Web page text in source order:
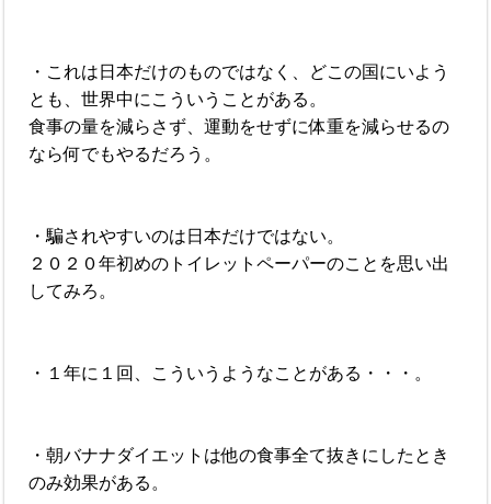
・これは日本だけのものではなく、どこの国にいよう
とも、世界中にこういうことがある。
食事の量を減らさず、運動をせずに体重を減らせるの
なら何でもやるだろう。
・騙されやすいのは日本だけではない。
２０２０年初めのトイレットペーパーのことを思い出
してみろ。
・１年に１回、こういうようなことがある・・・。
・朝バナナダイエットは他の食事全て抜きにしたとき
のみ効果がある。